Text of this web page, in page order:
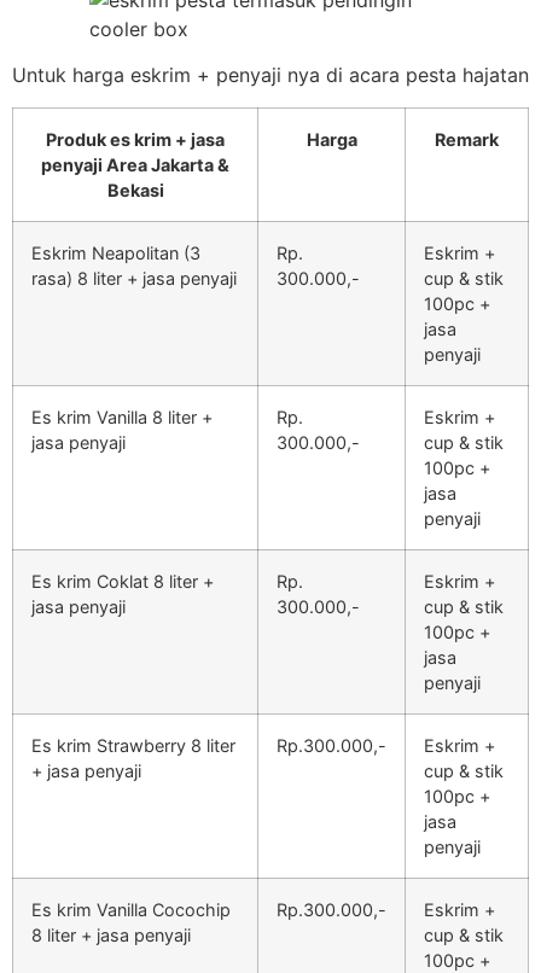
Untuk harga eskrim + penyaji nya di acara pesta hajatan
Produk es krim + jasa
penyaji Area Jakarta &
Bekasi
Harga Remark
Eskrim Neapolitan (3
rasa) 8 liter + jasa penyaji
Rp.
300.000,-
Eskrim +
cup & stik
100pc +
jasa
penyaji
Es krim Vanilla 8 liter +
jasa penyaji
Rp.
300.000,-
Eskrim +
cup & stik
100pc +
jasa
penyaji
Es krim Coklat 8 liter +
jasa penyaji
Rp.
300.000,-
Eskrim +
cup & stik
100pc +
jasa
penyaji
Es krim Strawberry 8 liter
+ jasa penyaji
Rp.300.000,-
Eskrim +
cup & stik
100pc +
jasa
penyaji
Es krim Vanilla Cocochip
8 liter + jasa penyaji
Rp.300.000,-
Eskrim +
cup & stik
100pc +